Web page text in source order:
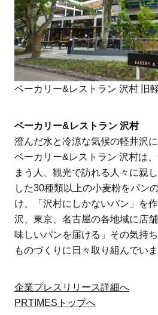
ベーカリー&レストラン 沢村 旧
ベーカリー&レストラン 沢村
澄んだ水と冷涼な気候の軽井沢
ベーカリー&レストラン 沢村は
まう人、観光で訪れる人々に親
した30種類以上の小麦粉をパン
け、「沢村にしかないパン」を
沢、東京、名古屋の各地域に店
味しいパンを届ける」その気持
ものづくりに日々取り組んでいま
企業プレスリリース詳細へ
PRTIMESトップへ